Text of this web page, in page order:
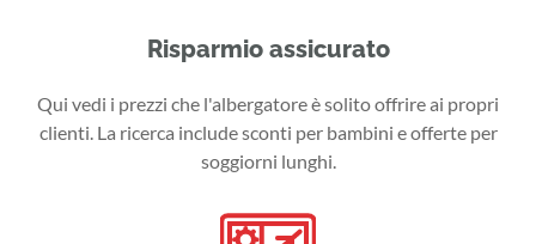
Risparmio assicurato
Qui vedi i prezzi che l'albergatore è solito offrire ai propri
clienti. La ricerca include sconti per bambini e offerte per
soggiorni lunghi.